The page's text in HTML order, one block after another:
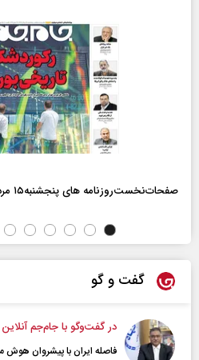
صفحات‌نخست‌روزنامه ها‌ی پنجشنبه‌۱۵ مردادماه
گفت و گو
در گفت‌و‌گو با جام‌جم
فاصله ایران با پیشرو‌ان